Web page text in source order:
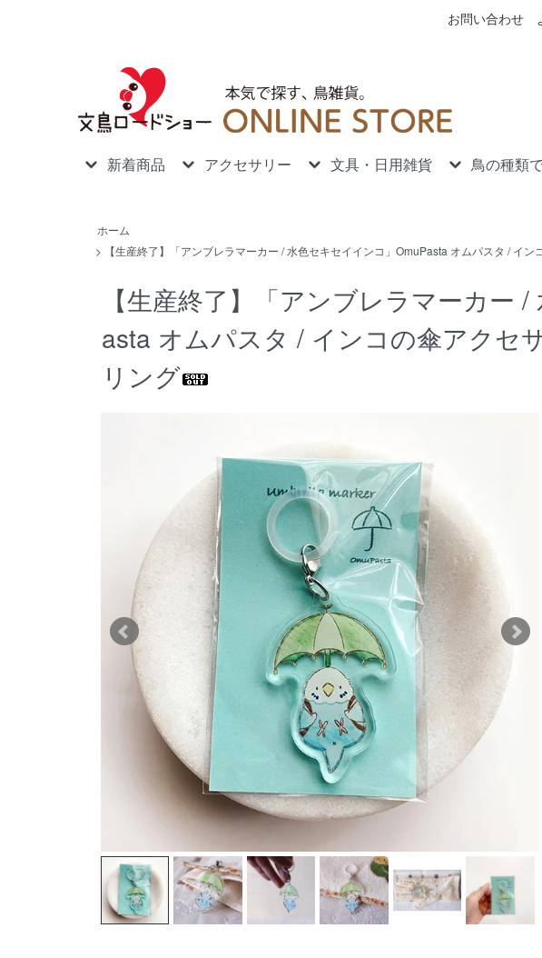
お問い合わせ
新着商品 アクセサリー 文具・日用雑貨 鳥の種類
ホーム
>
【生産終了】「アンブレラマーカー / 水色セキセイインコ」OmuPasta オムパスタ / イ
【生産終了】「アンブレラマーカー
asta オムパスタ / インコの傘アクセ
リング